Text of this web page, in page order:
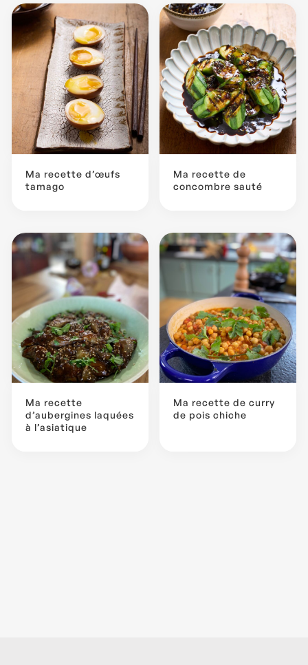
Ma recette d’œufs
tamago
Ma recette de
concombre sauté
Ma recette
d’aubergines laquées
à l’asiatique
Ma recette de curry
de pois chiche